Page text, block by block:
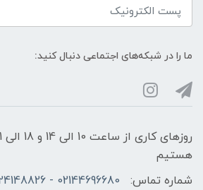
ما را در شبکه‌های اجتماعی دنبال کنید:
هستیم
شماره تماس:
02144696680 - 09024148826